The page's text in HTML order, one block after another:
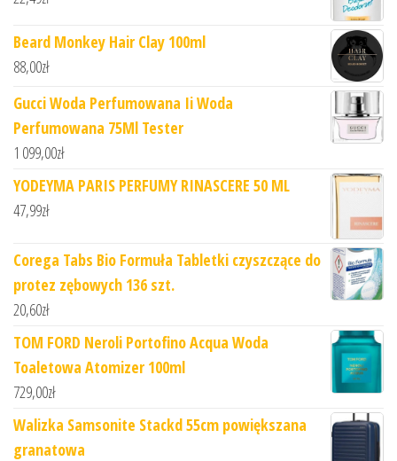
Beard Monkey Hair Clay 100ml
88,00zł
Gucci Woda Perfumowana Ii Woda
Perfumowana 75Ml Tester
1 099,00zł
YODEYMA PARIS PERFUMY RINASCERE 50 ML
47,99zł
Corega Tabs Bio Formuła Tabletki czyszczące do
protez zębowych 136 szt.
20,60zł
TOM FORD Neroli Portofino Acqua Woda
Toaletowa Atomizer 100ml
729,00zł
Walizka Samsonite Stackd 55cm powiększana
granatowa